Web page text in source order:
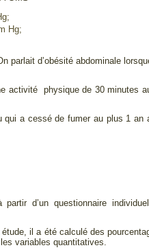
Hg;
d’obésité abdominale
physique de 30 minutes
a cessé de fumer au plus 1 an
d’un questionnaire
il a été calculé des
variables quantitatives.